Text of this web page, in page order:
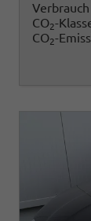
CO2-
CO2-